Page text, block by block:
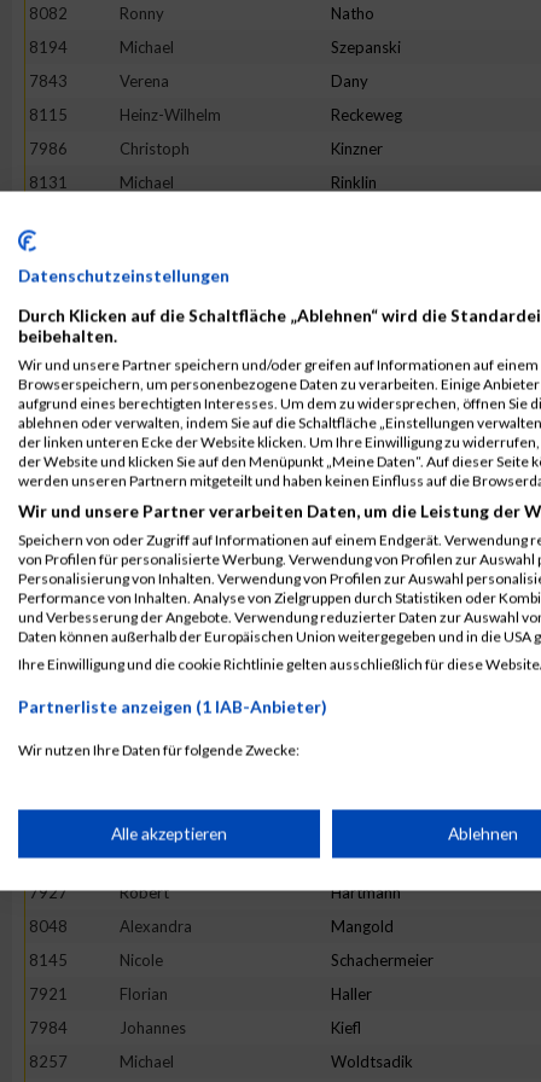
8082
Ronny Natho
8194
Michael Szepanski
7843
Verena Dany
8115
Heinz-Wilhelm Reckeweg
7986
Christoph Kinzner
8131
Michael Rinklin
8224
8053
Saskia
7793
Filip Barisic
7889
Stephan Ströher
7937
Lisa-Marie Heissel
8114
Meike Rath
8232
Simon Von Der Kuhlen
8015
Jan Kuropka
8150
Armin Scheid
8026
Michaela Lehmann
7932
Monika Heiling
7906
Andreas Robeller
8068
Satu
Johannes
7935
Dominik Heinrich
7927
Robert Hartmann
8048
Alexandra Mangold
8145
Nicole Schachermeier
7921
Florian Haller
7984
Johannes Kiefl
8257
Michael Woldtsadik
Datenschutzeinstellungen
Durch Klicken auf die Schaltfläche „Ablehnen“ wird die
beibehalten.
Wir und unsere Partner speichern und/oder greifen auf Informationen auf einem
Browserspeichern, um personenbezogene Daten zu verarbeiten. Einige
aufgrund eines berechtigten Interesses. Um dem zu widersprechen, öffnen Sie
ablehnen oder verwalten, indem Sie auf die Schaltfläche „Einstellungen
der linken unteren Ecke der Website klicken. Um Ihre Einwilligung zu
der Website und klicken Sie auf den Menüpunkt „Meine Daten“. Auf dieser
werden unseren Partnern mitgeteilt und haben keinen Einfluss auf die
Wir und unsere Partner verarbeiten Daten, um die Leistung der
Speichern von oder Zugriff auf Informationen auf einem Endgerät. Verwendung
von Profilen für personalisierte Werbung. Verwendung von Profilen zur
Personalisierung von Inhalten. Verwendung von Profilen zur Auswahl
Performance von Inhalten. Analyse von Zielgruppen durch Statistiken oder
und Verbesserung der Angebote. Verwendung reduzierter Daten zur Auswahl
Daten können außerhalb der Europäischen Union weitergegeben und in die USA
Ihre Einwilligung und die cookie Richtlinie gelten ausschließlich für diese
Partnerliste anzeigen (1 IAB-Anbieter)
Wir nutzen Ihre Daten für folgende Zwecke:
Speichern von oder Zugriff auf Informationen auf einem
Verwendung reduzierter Daten zur Auswahl von Werbeanzeigen
Verwendung von Profilen zur Auswahl personalisierter Werbung
Alle akzeptieren Ablehnen